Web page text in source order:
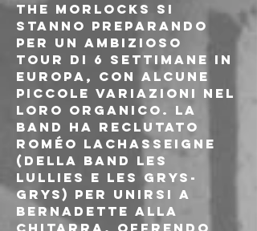
The Morlocks si
stanno preparando
per un ambizioso
tour di 6 settimane in
Europa, con alcune
piccole variazioni nel
loro organico. La
band ha reclutato
Roméo Lachasseigne
(della band Les
Lullies e Les Grys-
Grys) per unirsi a
Bernadette alla
chitarra, offrendo